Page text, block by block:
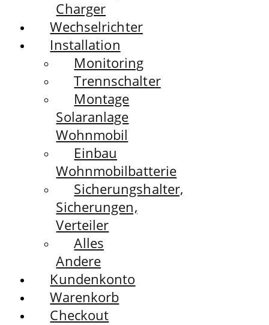
Charger
Wechselrichter
Installation
Monitoring
Trennschalter
Montage
Solaranlage
Wohnmobil
Einbau
Wohnmobilbatterie
Sicherungshalter,
Sicherungen,
Verteiler
Alles
Andere
Kundenkonto
Warenkorb
Checkout